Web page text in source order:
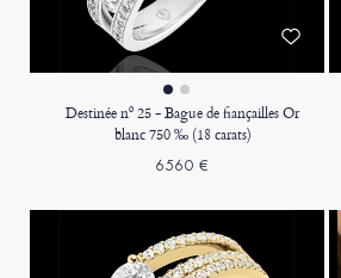
Destinée nº 25 - Bague de fiançailles Or
blanc 750 ‰ (18 carats)
6560 €